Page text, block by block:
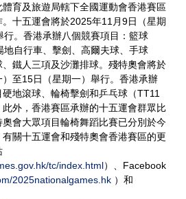
育及旅遊局轄下全國運動會香港賽區
十五運會將於2025年11月9日（星期
行。香港承辦八個競賽項目：籃球
地自行車、擊劍、高爾夫球、手球
、鐵人三項及沙灘排球。殘特奧會將於
至15日（星期一）舉行。香港承辦
地滾球、輪椅擊劍和乒乓球（TT11
外，香港賽區承辦的十五運會群眾比
會大眾項目輪椅舞蹈比賽已分別於今
關十五運會和殘特奧會香港賽區的更
tc/index.html）、Facebook
2025nationalgames.hk ）和